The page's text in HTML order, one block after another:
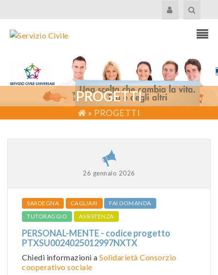
PROGETTI
» PROGETTI
26 gennaio 2026
SARDEGNA CAGLIARI
FAI DOMANDA
TUTORAGGIO
ASSISTENZA
PERSONAL-MENTE - codice progetto
PTXSU0024025012997NXTX
Chiedi informazioni a Solidarietà Consorzio
cooperativo sociale